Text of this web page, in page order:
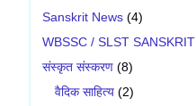
Sanskrit News (4)
WBSSC / SLST SANSKRIT
संस्कृत संस्करण (8)
वैदिक साहित्य (2)